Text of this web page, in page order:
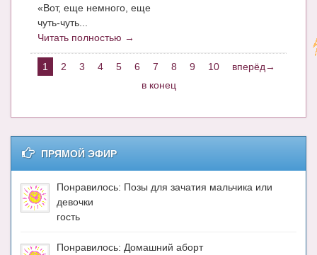
«Вот, еще немного, еще
чуть-чуть...
Читать полностью →
1 2 3 4 5 6 7 8 9 10
вперёд→
в конец
ПРЯМОЙ ЭФИР
Понравилось: Позы для зачатия мальчика или
девочки
гость
Понравилось: Домашний аборт